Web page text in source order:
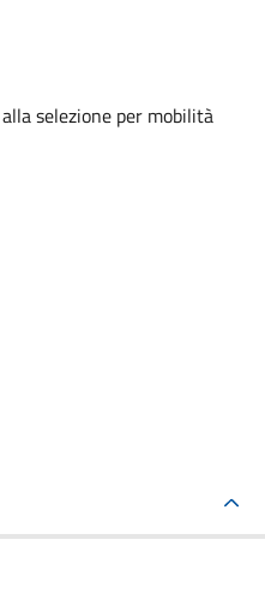
selezione per mobilità